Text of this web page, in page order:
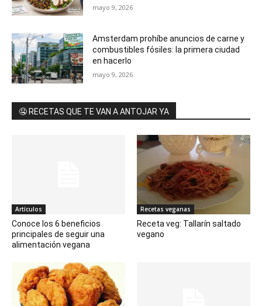
mayo 9, 2026
Amsterdam prohíbe anuncios de carne y
combustibles fósiles: la primera ciudad
en hacerlo
mayo 9, 2026
🤤 RECETAS QUE TE VAN A ANTOJAR YA
Artículos
Conoce los 6 beneficios
principales de seguir una
alimentación vegana
Recetas veganas
Receta veg: Tallarín saltado
vegano